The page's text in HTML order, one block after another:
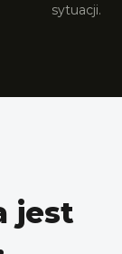
sytuacji.
jest